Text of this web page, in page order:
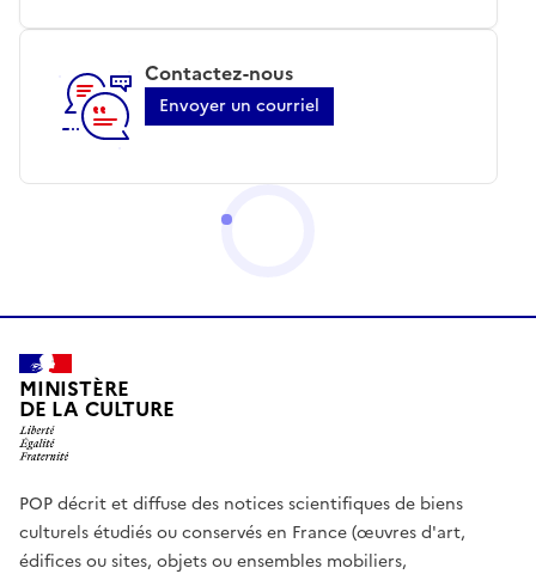
Contactez-nous
Envoyer un courriel
MINISTÈRE
DE LA CULTURE
POP décrit et diffuse des notices scientifiques de biens
culturels étudiés ou conservés en France (œuvres d'art,
édifices ou sites, objets ou ensembles mobiliers,